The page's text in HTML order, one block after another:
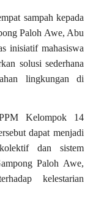
sampah kepada
Paloh Awe, Abu
inisiatif mahasiswa
solusi sederhana
lingkungan di
Kelompok 14
dapat menjadi
dan sistem
Paloh Awe,
kelestarian